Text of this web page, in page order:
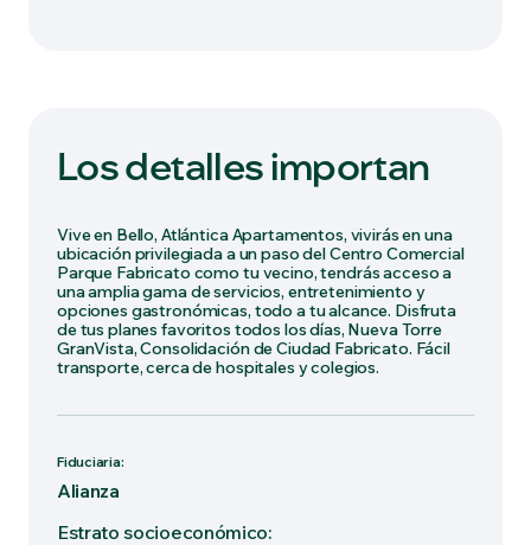
Los detalles importan
Vive en Bello, Atlántica Apartamentos, vivirás en una
ubicación privilegiada a un paso del Centro Comercial
Parque Fabricato como tu vecino, tendrás acceso a
una amplia gama de servicios, entretenimiento y
opciones gastronómicas, todo a tu alcance. Disfruta
de tus planes favoritos todos los días, Nueva Torre
GranVista, Consolidación de Ciudad Fabricato. Fácil
transporte, cerca de hospitales y colegios.
Fiduciaria:
Alianza
Estrato socioeconómico: